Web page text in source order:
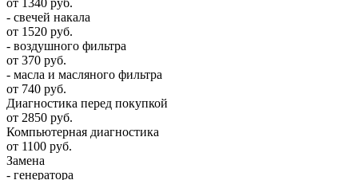
от 1340 руб.
- свечей накала
от 1520 руб.
- воздушного фильтра
от 370 руб.
- масла и масляного фильтра
от 740 руб.
Диагностика перед покупкой
от 2850 руб.
Компьютерная диагностика
от 1100 руб.
Замена
- генератора